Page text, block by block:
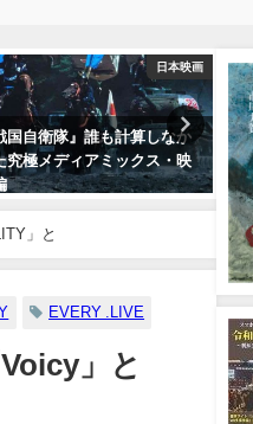
日本映画
国自衛隊』誰も計算しなか
究極メディアミックス・映
新
異
」と
EVERY .LIVE
」と